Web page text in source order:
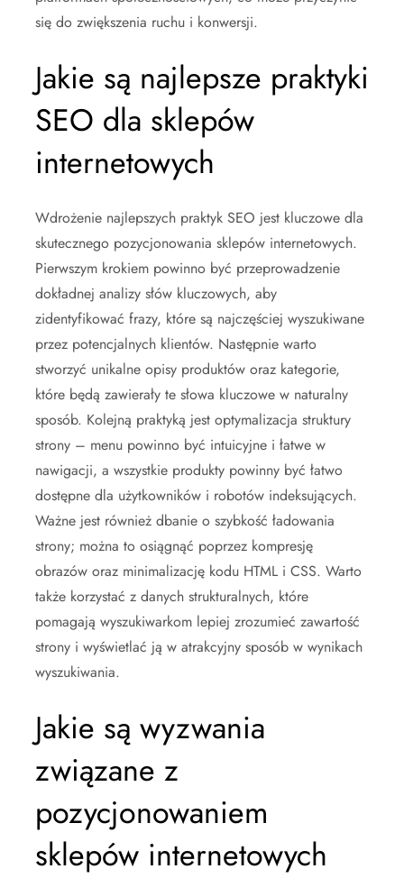
się do zwiększenia ruchu i konwersji.
Jakie są najlepsze praktyki
SEO dla sklepów
internetowych
Wdrożenie najlepszych praktyk SEO jest kluczowe dla
skutecznego pozycjonowania sklepów internetowych.
Pierwszym krokiem powinno być przeprowadzenie
dokładnej analizy słów kluczowych, aby
zidentyfikować frazy, które są najczęściej wyszukiwane
przez potencjalnych klientów. Następnie warto
stworzyć unikalne opisy produktów oraz kategorie,
które będą zawierały te słowa kluczowe w naturalny
sposób. Kolejną praktyką jest optymalizacja struktury
strony – menu powinno być intuicyjne i łatwe w
nawigacji, a wszystkie produkty powinny być łatwo
dostępne dla użytkowników i robotów indeksujących.
Ważne jest również dbanie o szybkość ładowania
strony; można to osiągnąć poprzez kompresję
obrazów oraz minimalizację kodu HTML i CSS. Warto
także korzystać z danych strukturalnych, które
pomagają wyszukiwarkom lepiej zrozumieć zawartość
strony i wyświetlać ją w atrakcyjny sposób w wynikach
wyszukiwania.
Jakie są wyzwania
związane z
pozycjonowaniem
sklepów internetowych